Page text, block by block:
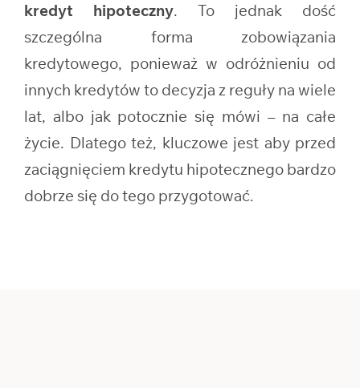
kredyt hipoteczny. To jednak dość
szczególna forma zobowiązania
kredytowego, ponieważ w odróżnieniu od
innych kredytów to decyzja z reguły na wiele
lat, albo jak potocznie się mówi – na całe
życie. Dlatego też, kluczowe jest aby przed
zaciągnięciem kredytu hipotecznego bardzo
dobrze się do tego przygotować.